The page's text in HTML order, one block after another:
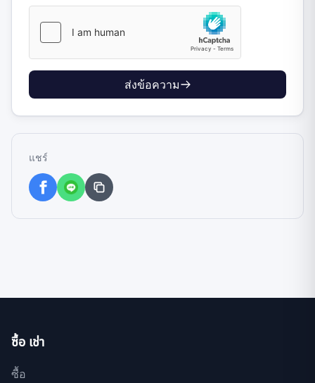
ส่งข้อความ
แชร์
ซื้อ เช่า
ซื้อ